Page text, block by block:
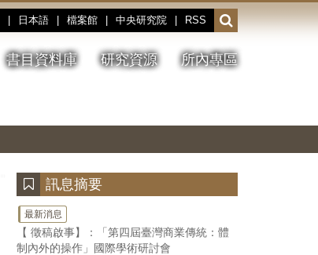
日本語 檔案館 中央研究院 RSS
開
啟
或
收
書目資料庫 研究資源 所內專區
停、
圖
圖
結
訊息摘要
最新消息
【 徵稿啟事】：「第四屆臺灣商業傳統：體
制內外的操作」國際學術研討會